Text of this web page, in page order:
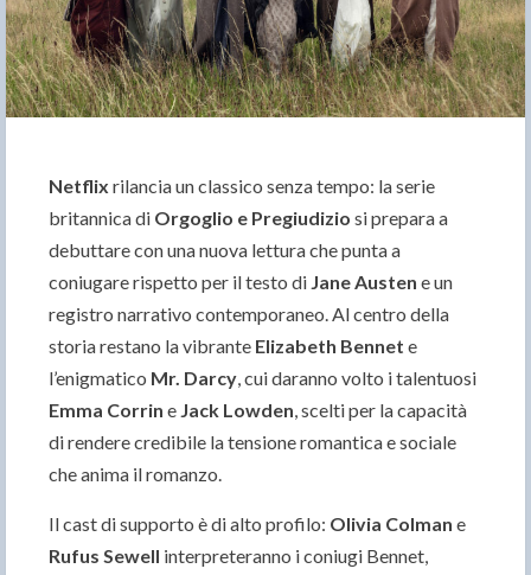
Netflix rilancia un classico senza tempo: la serie
britannica di Orgoglio e Pregiudizio si prepara a
debuttare con una nuova lettura che punta a
coniugare rispetto per il testo di Jane Austen e un
registro narrativo contemporaneo. Al centro della
storia restano la vibrante Elizabeth Bennet e
l’enigmatico Mr. Darcy, cui daranno volto i talentuosi
Emma Corrin e Jack Lowden, scelti per la capacità
di rendere credibile la tensione romantica e sociale
che anima il romanzo.
Il cast di supporto è di alto profilo: Olivia Colman e
Rufus Sewell interpreteranno i coniugi Bennet,